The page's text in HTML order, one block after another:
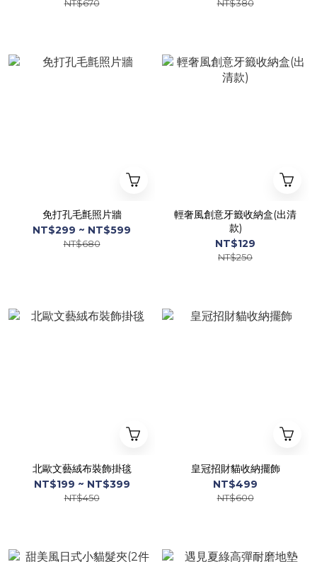
NT$670 NT$380
免打孔毛氈照片牆
NT$299 ~ NT$599
NT$680
輕奢風創意牙籤收納盒(出清
款)
NT$129
NT$250
北歐文藝絨布裝飾掛毯
NT$199 ~ NT$399
NT$450
皇冠招財貓收納擺飾
NT$499
NT$600